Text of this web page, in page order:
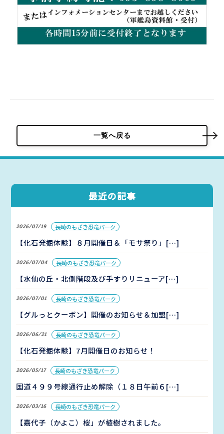
一覧へ戻る
最近の記事
2026/07/19 長崎のもざき恐竜パーク
【化石発掘体験】８月開催日＆「モサ祭り」[…]
2026/07/04 長崎のもざき恐竜パーク
【水仙の丘・北側階段及び手すりリニューア[…]
2026/07/01 長崎のもざき恐竜パーク
【グルっとクーポン】開催のお知らせ＆加盟[…]
2026/06/21 長崎のもざき恐竜パーク
【化石発掘体験】7月開催日のお知らせ！
2026/05/17 長崎のもざき恐竜パーク
国道４９９号線通行止め解除（１８日午前６[…]
2026/03/16 長崎のもざき恐竜パーク
【嘉代子（かよこ）桜」が植樹されました。